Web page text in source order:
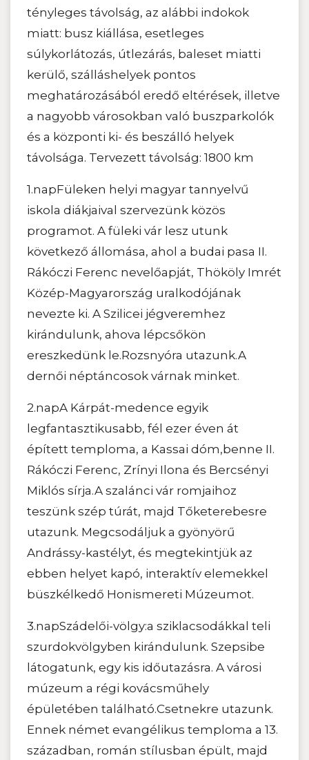
tényleges távolság, az alábbi indokok
miatt: busz kiállása, esetleges
súlykorlátozás, útlezárás, baleset miatti
kerülő, szálláshelyek pontos
meghatározásából eredő eltérések, illetve
a nagyobb városokban való buszparkolók
és a központi ki- és beszálló helyek
távolsága. Tervezett távolság: 1800 km
1.napFüleken helyi magyar tannyelvű
iskola diákjaival szervezünk közös
programot. A füleki vár lesz utunk
következő állomása, ahol a budai pasa II.
Rákóczi Ferenc nevelőapját, Thököly Imrét
Közép-Magyarország uralkodójának
nevezte ki. A Szilicei jégveremhez
kirándulunk, ahova lépcsőkön
ereszkedünk le.Rozsnyóra utazunk.A
dernői néptáncosok várnak minket.
2.napA Kárpát-medence egyik
legfantasztikusabb, fél ezer éven át
épített temploma, a Kassai dóm,benne II.
Rákóczi Ferenc, Zrínyi Ilona és Bercsényi
Miklós sírja.A szalánci vár romjaihoz
teszünk szép túrát, majd Tőketerebesre
utazunk. Megcsodáljuk a gyönyörű
Andrássy-kastélyt, és megtekintjük az
ebben helyet kapó, interaktív elemekkel
büszkélkedő Honismereti Múzeumot.
3.napSzádelői-völgy:a sziklacsodákkal teli
szurdokvölgyben kirándulunk. Szepsibe
látogatunk, egy kis időutazásra. A városi
múzeum a régi kovácsműhely
épületében található.Csetnekre utazunk.
Ennek német evangélikus temploma a 13.
században, román stílusban épült, majd